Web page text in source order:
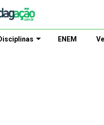
ENEM